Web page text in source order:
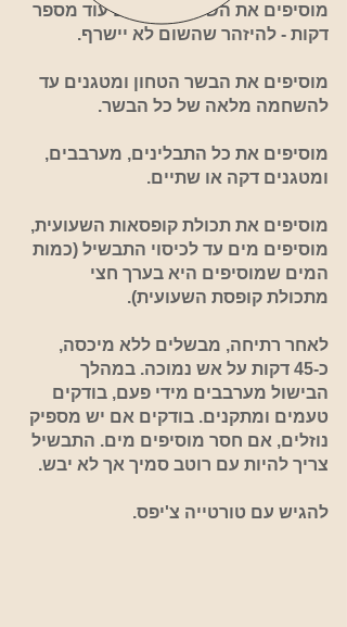
מוסיפים את השום, ומטגנים עוד מספר
דקות - להיזהר שהשום לא יישרף.
מוסיפים את הבשר הטחון ומטגנים עד
להשחמה מלאה של כל הבשר.
מוסיפים את כל התבלינים, מערבבים,
ומטגנים דקה או שתיים.
מוסיפים את תכולת קופסאות השעועית,
מוסיפים מים עד לכיסוי התבשיל (כמות
המים שמוסיפים היא בערך חצי
מתכולת קופסת השעועית).
לאחר רתיחה, מבשלים ללא מיכסה,
כ-45 דקות על אש נמוכה. במהלך
הבישול מערבבים מידי פעם, בודקים
טעמים ומתקנים. בודקים אם יש מספיק
נוזלים, אם חסר מוסיפים מים. התבשיל
צריך להיות עם רוטב סמיך אך לא יבש.
להגיש עם טורטייה צ'יפס.